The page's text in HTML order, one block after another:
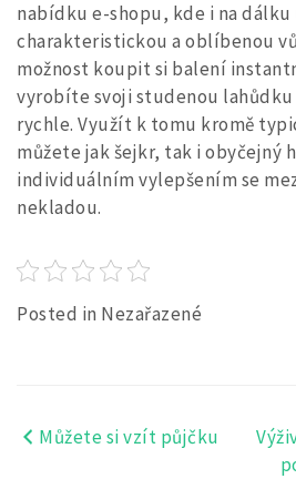
nabídku e-shopu, kde i na
charakteristickou a oblíbenou
možnost koupit si balení
vyrobíte svoji studenou lahůdku
rychle. Využít k tomu kromě
můžete jak šejkr, tak i obyčejný
individuálním vylepšením se
nekladou.
Posted in Nezařazené
Navigace
Můžete si vzít půjčku